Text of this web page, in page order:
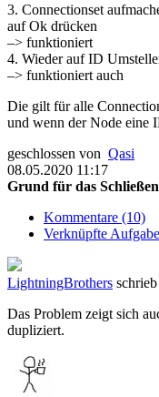
3. Connectionset
auf Ok drücken
–> funktioniert
4. Wieder auf ID
–> funktioniert auch
Die gilt für alle
und wenn der Node eine
geschlossen von Qasi
08.05.2020 11:17
Grund für das
Kommentare (10)
Verknüpfte
LightningBrothers
Das Problem zeigt sich
dupliziert.